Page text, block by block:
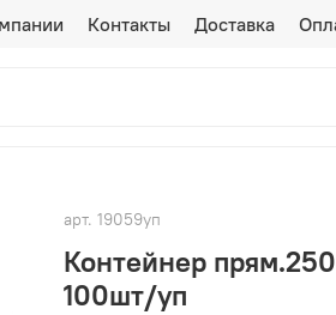
Контакты Доставка
арт. 19059уп
Контейнер
100шт/уп